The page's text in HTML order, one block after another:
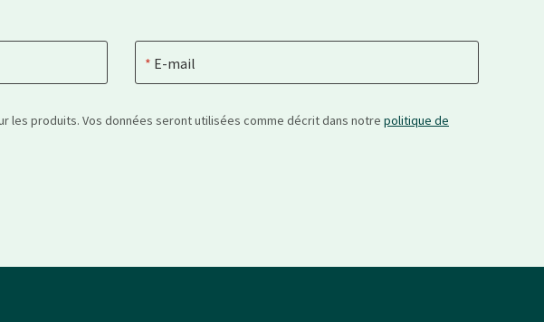
E-mail
produits. Vos données seront utilisées comme décrit dans notre politique de